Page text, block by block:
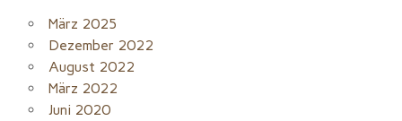
März 2025
Dezember 2022
August 2022
März 2022
Juni 2020